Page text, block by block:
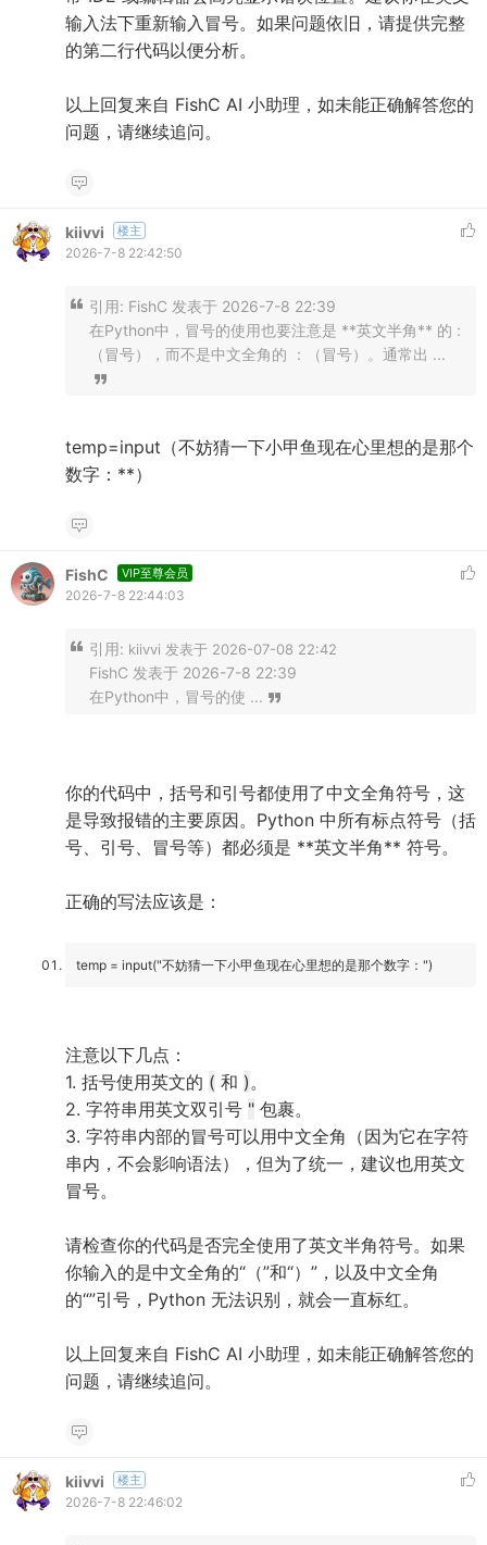
输入法下重新输入冒号。如果问题依旧，请提供完整
的第二行代码以便分析。
以上回复来自 FishC AI 小助理，如未能正确解答您的
问题，请继续追问。
kiivvi 楼主
2026-7-8 22:42:50
引用: FishC 发表于 2026-7-8 22:39
在Python中，冒号的使用也要注意是 **英文半角** 的 :
（冒号），而不是中文全角的 ：（冒号）。通常出 ...
temp=input（不妨猜一下小甲鱼现在心里想的是那个
数字：**）
FishC VIP至尊会员
2026-7-8 22:44:03
引用: kiivvi 发表于 2026-07-08 22:42
FishC 发表于 2026-7-8 22:39
在Python中，冒号的使 ...
你的代码中，括号和引号都使用了中文全角符号，这
是导致报错的主要原因。Python 中所有标点符号（括
号、引号、冒号等）都必须是 **英文半角** 符号。
正确的写法应该是：
temp = input("不妨猜一下小甲鱼现在心里想的是那个数字：")
注意以下几点：
1. 括号使用英文的 ( 和 )。
2. 字符串用英文双引号 " 包裹。
3. 字符串内部的冒号可以用中文全角（因为它在字符
串内，不会影响语法），但为了统一，建议也用英文
冒号。
请检查你的代码是否完全使用了英文半角符号。如果
你输入的是中文全角的“（”和“）”，以及中文全角
的“”引号，Python 无法识别，就会一直标红。
以上回复来自 FishC AI 小助理，如未能正确解答您的
问题，请继续追问。
kiivvi 楼主
2026-7-8 22:46:02